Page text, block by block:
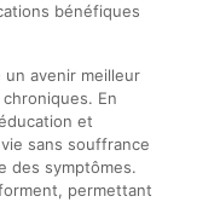
bénéfiques
avenir meilleur
En
et
sans souffrance
des symptômes.
permettant